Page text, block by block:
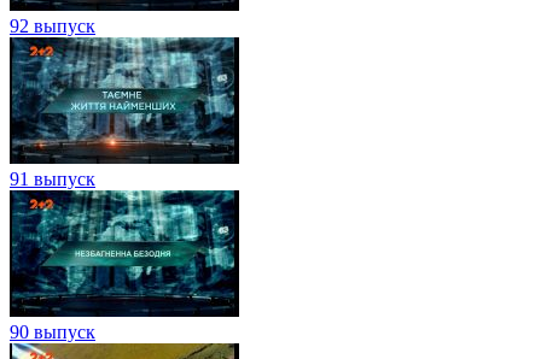
92 выпуск
91 выпуск
90 выпуск